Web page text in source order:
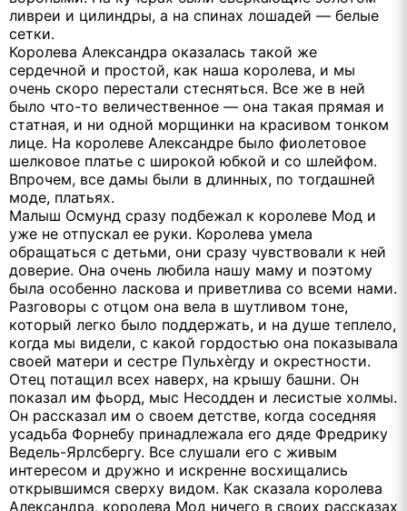
ливреи и цилиндры, а на спинах лошадей — белые
сетки.
Королева Александра оказалась такой же
сердечной и простой, как наша королева, и мы
очень скоро перестали стесняться. Все же в ней
было что-то величественное — она такая прямая и
статная, и ни одной морщинки на красивом тонком
лице. На королеве Александре было фиолетовое
шелковое платье с широкой юбкой и со шлейфом.
Впрочем, все дамы были в длинных, по тогдашней
моде, платьях.
Малыш Осмунд сразу подбежал к королеве Мод и
уже не отпускал ее руки. Королева умела
обращаться с детьми, они сразу чувствовали к ней
доверие. Она очень любила нашу маму и поэтому
была особенно ласкова и приветлива со всеми нами.
Разговоры с отцом она вела в шутливом тоне,
который легко было поддержать, и на душе теплело,
когда мы видели, с какой гордостью она показывала
своей матери и сестре Пульхѐгду и окрестности.
Отец потащил всех наверх, на крышу башни. Он
показал им фьорд, мыс Несодден и лесистые холмы.
Он рассказал им о своем детстве, когда соседняя
усадьба Форнебу принадлежала его дяде Фредрику
Ведель-Ярлсбергу. Все слушали его с живым
интересом и дружно и искренне восхищались
открывшимся сверху видом. Как сказала королева
Александра, королева Мод ничего в своих рассказах